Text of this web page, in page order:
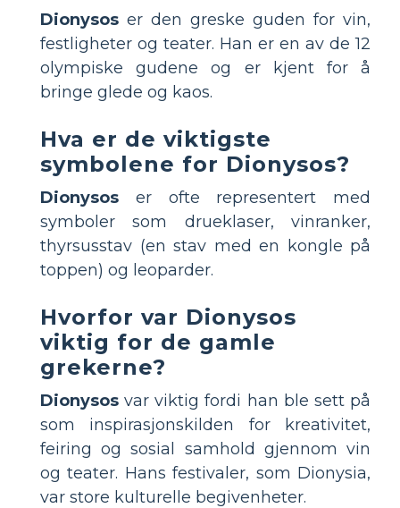
Dionysos er den greske guden for vin,
festligheter og teater. Han er en av de 12
olympiske gudene og er kjent for å
bringe glede og kaos.
Hva er de viktigste
symbolene for Dionysos?
Dionysos er ofte representert med
symboler som drueklaser, vinranker,
thyrsusstav (en stav med en kongle på
toppen) og leoparder.
Hvorfor var Dionysos
viktig for de gamle
grekerne?
Dionysos var viktig fordi han ble sett på
som inspirasjonskilden for kreativitet,
feiring og sosial samhold gjennom vin
og teater. Hans festivaler, som Dionysia,
var store kulturelle begivenheter.